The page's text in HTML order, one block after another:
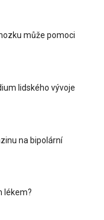
může pomoci
lidského vývoje
na bipolární
lékem?